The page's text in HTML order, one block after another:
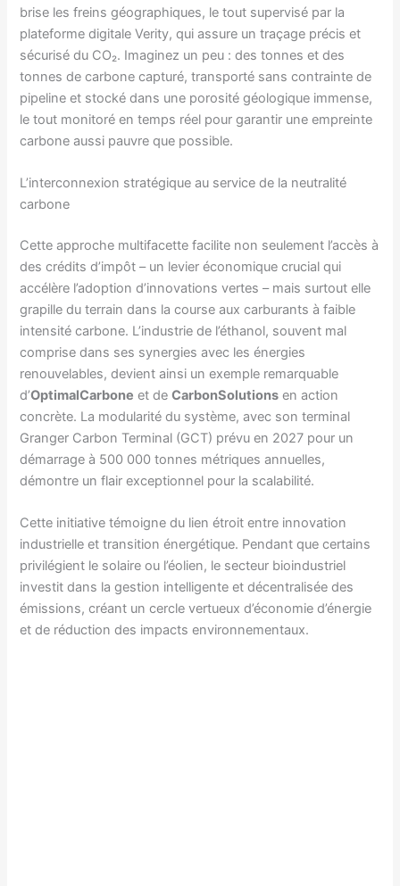
brise les freins géographiques, le tout supervisé par la
plateforme digitale Verity, qui assure un traçage précis et
sécurisé du CO₂. Imaginez un peu : des tonnes et des
tonnes de carbone capturé, transporté sans contrainte de
pipeline et stocké dans une porosité géologique immense,
le tout monitoré en temps réel pour garantir une empreinte
carbone aussi pauvre que possible.
L’interconnexion stratégique au service de la neutralité
carbone
Cette approche multifacette facilite non seulement l’accès à
des crédits d’impôt – un levier économique crucial qui
accélère l’adoption d’innovations vertes – mais surtout elle
grapille du terrain dans la course aux carburants à faible
intensité carbone. L’industrie de l’éthanol, souvent mal
comprise dans ses synergies avec les énergies
renouvelables, devient ainsi un exemple remarquable
d’OptimalCarbone et deCarbonSolutions en action
concrète. La modularité du système, avec son terminal
Granger Carbon Terminal (GCT) prévu en 2027 pour un
démarrage à 500 000 tonnes métriques annuelles,
démontre un flair exceptionnel pour la scalabilité.
Cette initiative témoigne du lien étroit entre innovation
industrielle et transition énergétique. Pendant que certains
privilégient le solaire ou l’éolien, le secteur bioindustriel
investit dans la gestion intelligente et décentralisée des
émissions, créant un cercle vertueux d’économie d’énergie
et de réduction des impacts environnementaux.